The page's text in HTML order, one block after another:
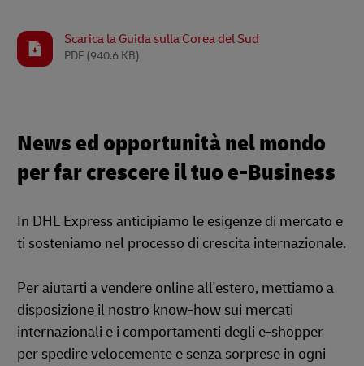
Scarica la Guida sulla Corea del Sud
PDF (940.6 KB)
News ed opportunità nel mondo
per far crescere il tuo e-Business
In DHL Express anticipiamo le esigenze di mercato e
ti sosteniamo nel processo di crescita internazionale.
Per aiutarti a vendere online all'estero, mettiamo a
disposizione il nostro know-how sui mercati
internazionali e i comportamenti degli e-shopper
per spedire velocemente e senza sorprese in ogni